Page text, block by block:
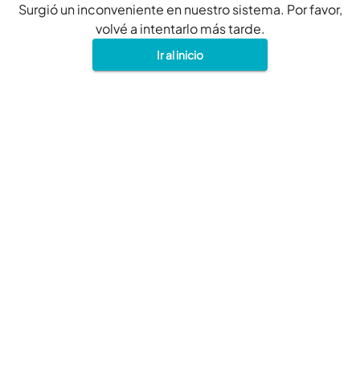
Surgió un inconveniente en nuestro sistema. Por favor,
volvé a intentarlo más tarde.
Ir al inicio